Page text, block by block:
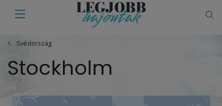
Svédország
Stockholm